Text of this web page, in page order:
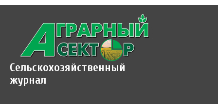
Сельскохозяйственный
журнал